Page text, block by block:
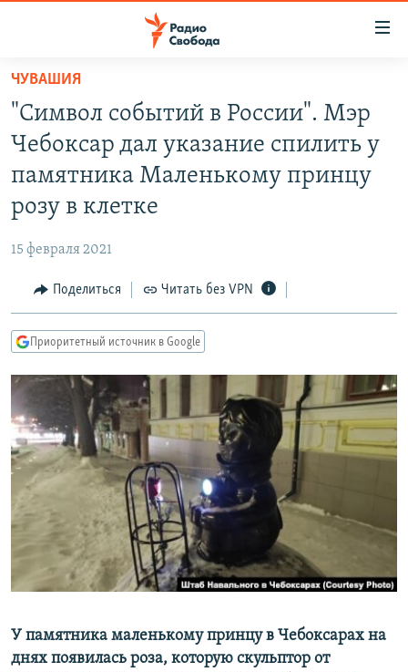
упрощенного
доступа
Вернуться
основному
содержанию
Вернутся
навигации
Вернутся
ПРОГРАММЫ
ПОДКАСТЫ
АВТОРСКИЕ ПРОЕКТЫ
КУЛЬТУРА
IDEL.РЕАЛИИ
КАВКАЗ.РЕАЛИИ
СИБИРЬ.РЕАЛИИ
РАСПИСАНИЕ ВЕЩАНИЯ
ПОДПИШИТЕСЬ НА РАССЫЛКУ
СОЦИАЛЬНЫЕ СЕТИ
Все сайты РСЕ/РС
ЧУВАШИЯ
"Символ событий в России". Мэр
Чебоксар дал указание спилить у
памятника Маленькому принцу
розу в клетке
15 февраля 2021
Поделиться Читать без VPN
Приоритетный источник в Google
У памятника маленькому принцу в Чебоксарах на
днях появилась роза, которую скульптор от